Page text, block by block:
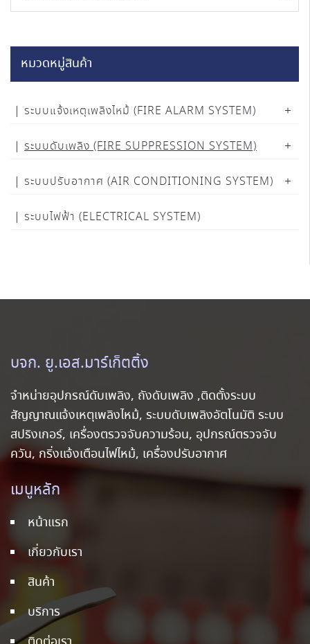
หมวดหมู่สินค้า
ระบบแจ้งเหตุเพลิงไหม้ (FIRE ALARM SYSTEM)
ระบบดับเพลิง (FIRE SUPPRESSION SYSTEM)
ระบบปรับอากาศ (AIR CONDITIONING SYSTEM)
ระบบไฟฟ้า (ELECTRICAL SYSTEM)
บจก. ยู.เอส.มาร์เก็ตติ้ง
จำหน่ายอุปกรณ์ดับเพลิง, ถังดับเพลิง ,ติดตั้งระบบ
สัญญาณแจ้งเหตุเพลิงไหม้, ระบบดับเพลิงอัตโนมัติ ระบบ
สปริงเกอร์, เครื่องตรวจจับความร้อน, อุปกรณ์ตรวจจับ
ควัน, กริ่งแจ้งเตือนไฟไหม้, เครื่องปรับอากาศ
เมนูหลัก
หน้าแรก
เกี่ยวกับเรา
สินค้า
บริการ